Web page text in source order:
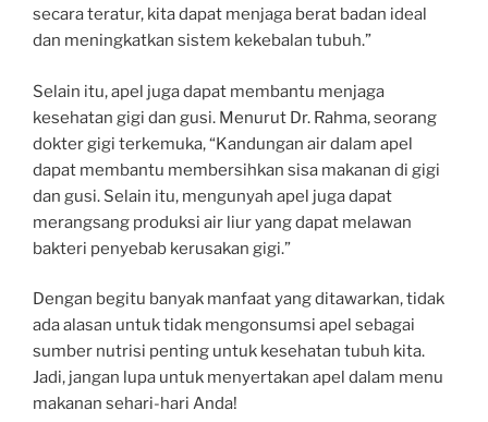
secara teratur, kita dapat menjaga berat badan ideal
dan meningkatkan sistem kekebalan tubuh.”
Selain itu, apel juga dapat membantu menjaga
kesehatan gigi dan gusi. Menurut Dr. Rahma, seorang
dokter gigi terkemuka, “Kandungan air dalam apel
dapat membantu membersihkan sisa makanan di gigi
dan gusi. Selain itu, mengunyah apel juga dapat
merangsang produksi air liur yang dapat melawan
bakteri penyebab kerusakan gigi.”
Dengan begitu banyak manfaat yang ditawarkan, tidak
ada alasan untuk tidak mengonsumsi apel sebagai
sumber nutrisi penting untuk kesehatan tubuh kita.
Jadi, jangan lupa untuk menyertakan apel dalam menu
makanan sehari-hari Anda!